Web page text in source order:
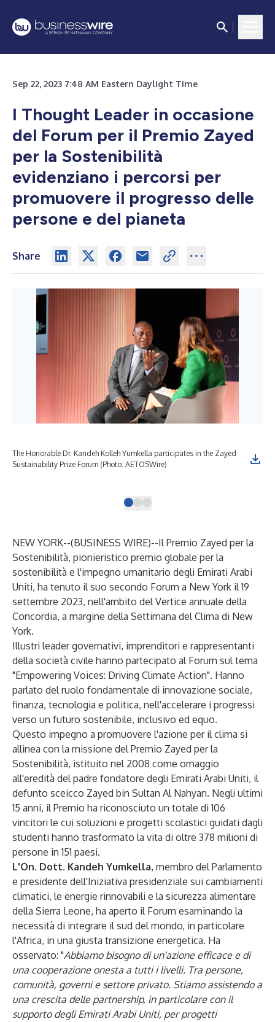
Sep 22, 2023 7:48 AM Eastern Daylight Time
I Thought Leader in occasione
del Forum per il Premio Zayed
per la Sostenibilità
evidenziano i percorsi per
promuovere il progresso delle
persone e del pianeta
Share
The Honorable Dr. Kandeh Kolleh Yumkella participates in the Zayed
Sustainability Prize Forum (Photo: AETOSWire)
NEW YORK--(BUSINESS WIRE)--Il Premio Zayed per la
Sostenibilità, pionieristico premio globale per la
sostenibilità e l'impegno umanitario degli Emirati Arabi
Uniti, ha tenuto il suo secondo Forum a New York il 19
settembre 2023, nell'ambito del Vertice annuale della
Concordia, a margine della Settimana del Clima di New
York.
Illustri leader governativi, imprenditori e rappresentanti
della società civile hanno partecipato al Forum sul tema
"Empowering Voices: Driving Climate Action". Hanno
parlato del ruolo fondamentale di innovazione sociale,
finanza, tecnologia e politica, nell'accelerare i progressi
verso un futuro sostenibile, inclusivo ed equo.
Questo impegno a promuovere l'azione per il clima si
allinea con la missione del Premio Zayed per la
Sostenibilità, istituito nel 2008 come omaggio
all'eredità del padre fondatore degli Emirati Arabi Uniti, il
defunto sceicco Zayed bin Sultan Al Nahyan. Negli ultimi
15 anni, il Premio ha riconosciuto un totale di 106
vincitori le cui soluzioni e progetti scolastici guidati dagli
studenti hanno trasformato la vita di oltre 378 milioni di
persone in 151 paesi.
L'On. Dott. Kandeh Yumkella, membro del Parlamento
e presidente dell'Iniziativa presidenziale sui cambiamenti
climatici, le energie rinnovabili e la sicurezza alimentare
della Sierra Leone, ha aperto il Forum esaminando la
necessità di integrare il sud del mondo, in particolare
l'Africa, in una giusta transizione energetica. Ha
osservato: "Abbiamo bisogno di un'azione efficace e di
una cooperazione onesta a tutti i livelli. Tra persone,
comunità, governi e settore privato. Stiamo assistendo a
una crescita delle partnership, in particolare con il
supporto degli Emirati Arabi Uniti, per progetti